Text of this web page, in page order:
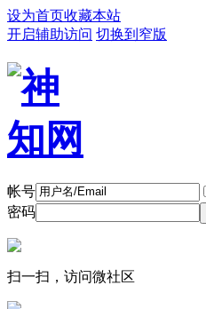
设为首页收藏本站
开启辅助访问 切换到窄版
帐号
密码
扫一扫，访问微社区